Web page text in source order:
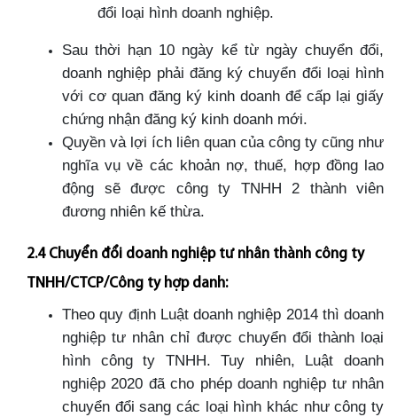
đổi loại hình doanh nghiệp.
Sau thời hạn 10 ngày kể từ ngày chuyển đổi,
doanh nghiệp phải đăng ký chuyển đổi loại hình
với cơ quan đăng ký kinh doanh để cấp lại giấy
chứng nhận đăng ký kinh doanh mới.
Quyền và lợi ích liên quan của công ty cũng như
nghĩa vụ về các khoản nợ, thuế, hợp đồng lao
động sẽ được công ty TNHH 2 thành viên
đương nhiên kế thừa.
2.4 Chuyển đổi doanh nghiệp tư nhân thành công ty
TNHH/CTCP/Công ty hợp danh:
Theo quy định Luật doanh nghiệp 2014 thì doanh
nghiệp tư nhân chỉ được chuyển đổi thành loại
hình công ty TNHH. Tuy nhiên, Luật doanh
nghiệp 2020 đã cho phép doanh nghiệp tư nhân
chuyển đổi sang các loại hình khác như công ty